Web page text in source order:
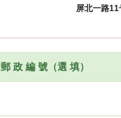
郵 政 編 號（選 填）